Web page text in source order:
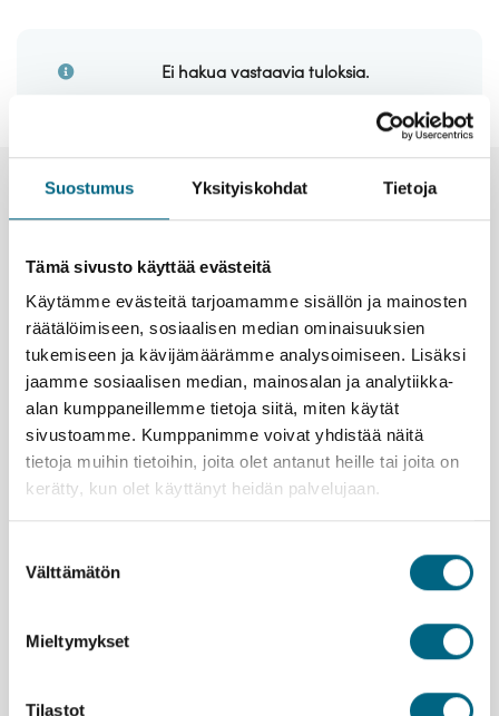
Suostumus Yksityiskohdat Tietoja
Tämä sivusto käyttää evästeitä
Käytämme evästeitä tarjoamamme sisällön ja mainosten
räätälöimiseen, sosiaalisen median ominaisuuksien
tukemiseen ja kävijämäärämme analysoimiseen. Lisäksi
jaamme sosiaalisen median, mainosalan ja analytiikka-
alan kumppaneillemme tietoja siitä, miten käytät
sivustoamme. Kumppanimme voivat yhdistää näitä
tietoja muihin tietoihin, joita olet antanut heille tai joita on
kerätty, kun olet käyttänyt heidän palvelujaan.
valinta
Välttämätön
Mieltymykset
Tilastot
Ei hakua vastaavia tuloksia.
Yhteystiedot
Meidän tarina
Arvomaailma